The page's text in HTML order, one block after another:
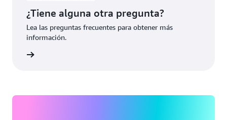
¿Tiene alguna otra pregunta?
Lea las preguntas frecuentes para obtener más
información.